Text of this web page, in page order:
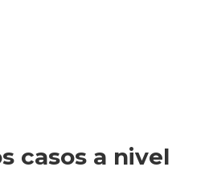
casos a nivel